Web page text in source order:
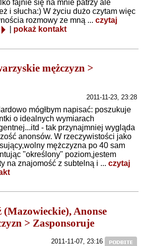
fajnie się na mnie patrzy ale
i słucha:) W życiu dużo czytam więc
rozmowy ze mną ... czytaj
pokaż kontakt
mężczyzn >
2011-11-23, 23:28
mógłbym napisać: poszukuje
o idealnych wymiarach
- tak przynajmniej wygląda
anonsów. W rzeczywistości jako
mężczyzna po 40 sam
"określony" poziom,jestem
na znajomość z subtelną i ... czytaj
Anonse
> Zasponsoruje
2011-11-07, 23:16